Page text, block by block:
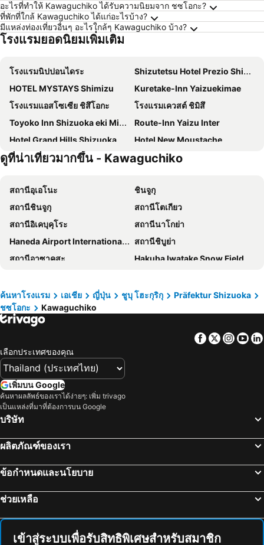
อะไรที่ทำให้ Kawaguchiko ได้รับความนิยมจาก ชซโอกะ?
ที่พักที่ใกล้ Kawaguchiko ได้แก่อะไรบ้าง?
มีแหล่งท่องเที่ยวอื่นๆ อะไรใกล้ๆ Kawaguchiko บ้าง?
โรงแรมยอดนิยมเพิ่มเติม
โรงแรมนิปปอนไดระ
Shizutetsu Hotel Prezio Shizuoka Ekinan
HOTEL MYSTAYS Shimizu
Kuretake-Inn Yaizuekimae
โรงแรมแอสโซเซีย ชิสึโอกะ
โรงแรมเควสต์ ชิมิสึ
Toyoko Inn Shizuoka eki Minami guchi
Route-Inn Yaizu Inter
Hotel Grand Hills Shizuoka
Hotel New Moustache
Kuretake Inn Premium Shizuoka Ekimae
Toyoko Inn Shizuoka Shimizu Ekimae
Hotel Route-Inn Shimizu Inter
Sun Palace Hotel
APA Hotel Shizuoka-eki Kita
KOKO HOTEL Shizuoka
Fujieda Park Inn Hotel
Sanco Inn Shizuoka Kitaguchi
Hotel Celeste Shizuoka
Garden Hotel Shizuoka
Nakajimaya Grand Hotel
โรงแรมชิสุเทตสึ เปรซิโอ ชิสึโอกะ-เอกิกิตะ
ดูที่น่าเที่ยวมากขึ้น - Kawaguchiko
สถานีอุเอโนะ
ชินจูกุ
สถานีชินจูกุ
สถานีโตเกียว
สถานีอิเคบุคุโระ
สถานีนาโกย่า
Haneda Airport International Terminal Station
สถานีชิบูย่า
สถานีอาซาคุสะ
Hakuba Iwatake Snow Field
Kawaguchi Lake
International Airport Haneda
Shibuya
Matsumoto Station
สถานีชินนากาว่า
หมู่บ้านประวัติศาสตร์ชิราคาวาโกะ
Shiga - kogen
สถานีนิปโปริ
Hida Takayama Onsen hot spring
สถานีซากาเอะ
ทะเลสาบคาวากุจิ
Kamikochi
Ginza Metro Station
Odawara Station
Yokohama Station
ค้นหาโรงแรม เอเชีย ญี่ปุ่น ชูบุ โฮะกุริกุ
Präfektur Shizuoka
ชซโอกะ
Kawaguchiko
Facebook
Twitter
เลือกประเทศของคุณ
เพิ่มบน Google
ค้นหาผลลัพธ์ของเราได้ง่ายๆ: เพิ่ม trivago
เป็นแหล่งที่มาที่ต้องการบน Google
บริษัท
ผลิตภัณฑ์ของเรา
ข้อกำหนดและนโยบาย
ช่วยเหลือ
เข้าสู่ระบบเพื่อรับสิทธิพิเศษสำหรับสมาชิก